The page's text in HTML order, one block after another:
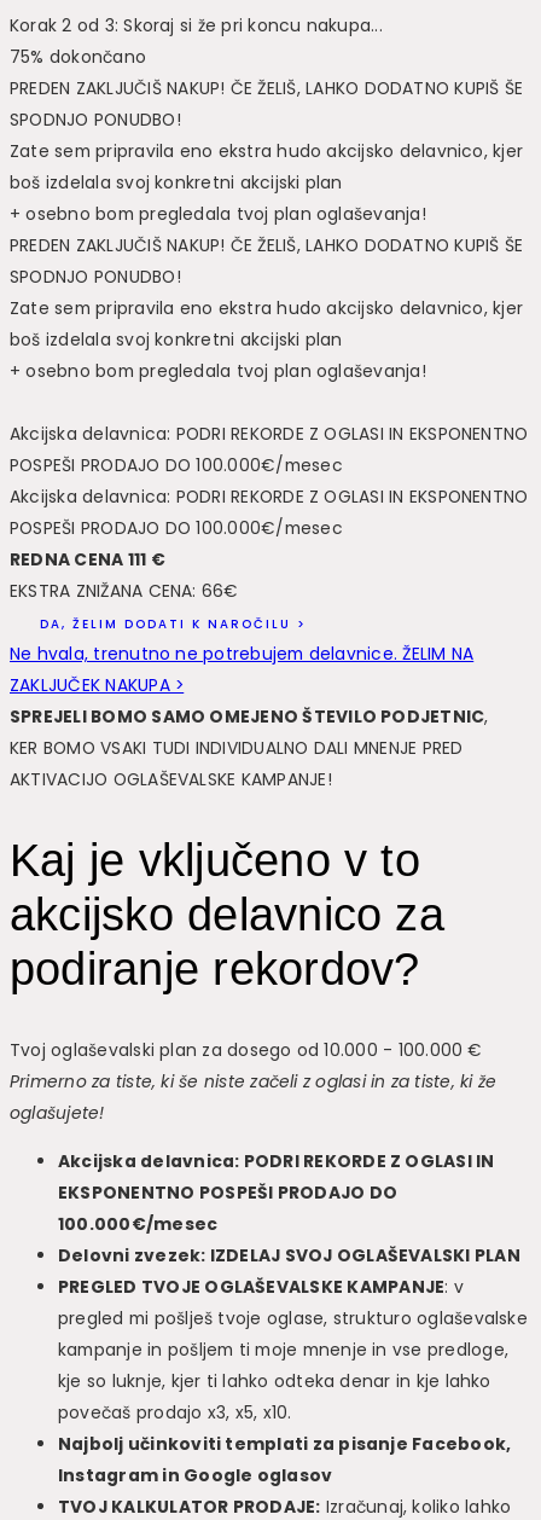
Korak 2 od 3: Skoraj si že pri koncu nakupa...
75% dokončano
PREDEN ZAKLJUČIŠNAKUP! ČEŽELIŠ, LAHKO DODATNO KUPIŠ ŠE
SPODNJO PONUDBO!
Zate sem pripravila eno ekstra hudo akcijsko delavnico, kjer
boš izdelala svoj konkretni akcijski plan
+ osebno bom pregledala tvoj plan oglaševanja!
PREDEN ZAKLJUČIŠNAKUP! ČEŽELIŠ, LAHKO DODATNO KUPIŠ ŠE
SPODNJO PONUDBO!
Zate sem pripravila eno ekstra hudo akcijsko delavnico, kjer
boš izdelala svoj konkretni akcijski plan
+ osebno bom pregledala tvoj plan oglaševanja!
Akcijska delavnica: PODRI REKORDE Z OGLASI IN EKSPONENTNO
POSPEŠI PRODAJO DO 100.000€/mesec
Akcijska delavnica: PODRI REKORDE Z OGLASI IN EKSPONENTNO
POSPEŠI PRODAJO DO 100.000€/mesec
REDNA CENA 111 €
EKSTRA ZNIŽANA CENA: 66€
DA, ŽELIM DODATI K NAROČILU >
Ne hvala, trenutno ne potrebujem delavnice. ŽELIM NA
ZAKLJUČEK NAKUPA >
SPREJELI BOMO SAMO OMEJENO ŠTEVILO PODJETNIC,
KER BOMO VSAKI TUDI INDIVIDUALNO DALI MNENJE PRED
AKTIVACIJO OGLAŠEVALSKE KAMPANJE!
Kaj je vključeno v to
akcijsko delavnico za
podiranje rekordov?
Tvoj oglaševalski plan za dosego od 10.000 - 100.000 €
Primerno za tiste, ki še niste začeli z oglasi in za tiste, ki že
oglašujete!
Akcijska delavnica: PODRI REKORDE Z OGLASI IN
EKSPONENTNO POSPEŠI PRODAJO DO
100.000€/mesec
Delovni zvezek: IZDELAJ SVOJ OGLAŠEVALSKI PLAN
PREGLED TVOJE OGLAŠEVALSKE KAMPANJE: v
pregled mi pošlješ tvoje oglase, strukturo oglaševalske
kampanje in pošljem ti moje mnenje in vse predloge,
kje so luknje, kjer ti lahko odteka denar in kje lahko
povečaš prodajo x3, x5, x10.
Najbolj učinkoviti templati za pisanje Facebook,
Instagram in Google oglasov
TVOJ KALKULATOR PRODAJE: Izračunaj, koliko lahko